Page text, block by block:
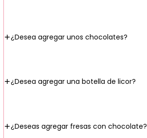
¿Desea agregar unos chocolates?
¿Desea agregar una botella de licor?
¿Deseas agregar fresas con chocolate?